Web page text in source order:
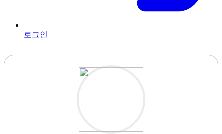
로그인